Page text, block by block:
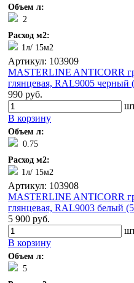
Объем л:
2
Расход м2:
1л/ 15м2
Артикул: 103909
MASTERLINE ANTICORR
глянцевая, RAL9005 черный
990 руб.
В корзину
Объем л:
0.75
Расход м2:
1л/ 15м2
Артикул: 103908
MASTERLINE ANTICORR
глянцевая, RAL9003 белый
5 900 руб.
В корзину
Объем л:
5